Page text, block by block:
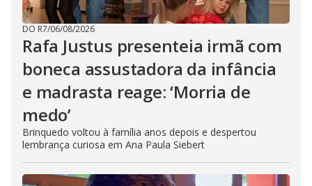
DO R7/06/08/2026
Rafa Justus presenteia irmã com
boneca assustadora da infância
e madrasta reage: ‘Morria de
medo’
Brinquedo voltou à família anos depois e despertou
lembrança curiosa em Ana Paula Siebert